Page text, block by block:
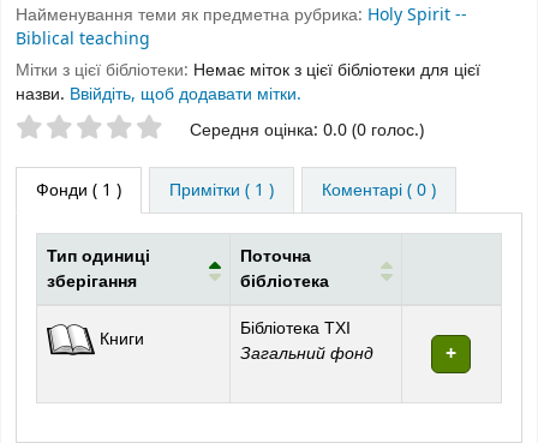
Найменування теми як предметна рубрика: Holy Spirit --
Biblical teaching
Мітки з цієї бібліотеки: Немає міток з цієї бібліотеки для цієї
назви. Ввійдіть, щоб додавати мітки.
Оцінки зірочкамиСередня оцінка: 0.0 (0 голос.)
Фонди ( 1 ) Примітки ( 1 ) Коментарі ( 0 )
Фонди
Тип одиниці
зберігання
Поточна
бібліотека
Книги Бібліотека ТХІ
Загальний фонд